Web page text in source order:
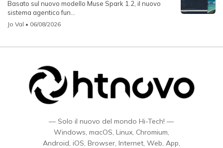
Basato sul nuovo modello Muse Spark 1.2, il nuovo
sistema agentico fun...
Jo Val • 06/08/2026
— Solo il nuovo del mondo Hi-Tech! —
Windows, macOS, Linux, Chromium,
Android, iOS, Browser, Internet, Web, App,